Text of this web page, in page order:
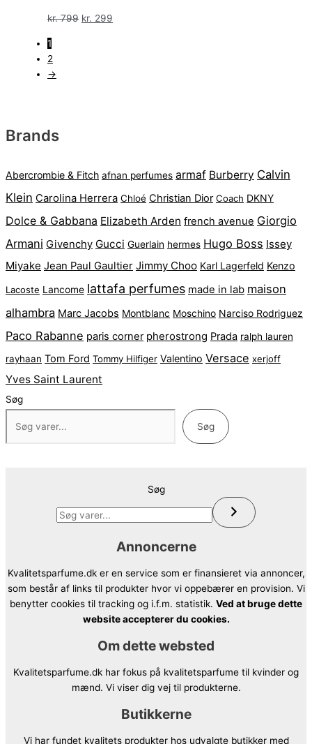
kr.799 Den
kr. 299
1
2
→
Brands
Abercrombie & Fitch afnan perfumes armaf Burberry Calvin
Klein Carolina Herrera Chloé Christian Dior Coach DKNY
Dolce & Gabbana Elizabeth Arden french avenue Giorgio
Armani Givenchy Gucci Guerlain hermes Hugo Boss Issey
Miyake Jean Paul Gaultier Jimmy Choo Karl Lagerfeld Kenzo
Lacoste Lancome lattafa perfumes made in lab maison
alhambra Marc Jacobs Montblanc Moschino Narciso Rodriguez
Paco Rabanne paris corner pherostrong Prada ralph lauren
rayhaan Tom Ford Tommy Hilfiger Valentino Versace xerjoff
Yves Saint Laurent
Søg
Søg
Søg
Annoncerne
Kvalitetsparfume.dk er en service som er finansieret via annoncer,
som består af links til produkter hvor vi oppebærer en provision. Vi
benytter cookies til tracking og i.f.m. statistik. Ved at bruge dette
website accepterer du cookies.
Om dette websted
Kvalitetsparfume.dk har fokus på kvalitetsparfume til kvinder og
mænd. Vi viser dig vej til produkterne.
Butikkerne
Vi har fundet kvalitets produkter hos udvalgte butikker med